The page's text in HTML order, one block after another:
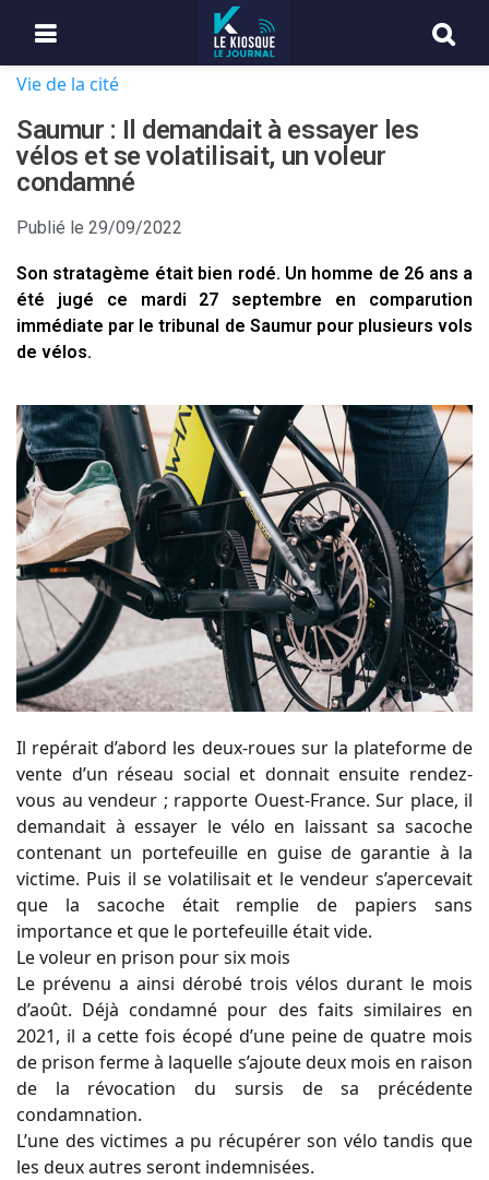
Vie de la cité
Saumur : Il demandait à essayer les
vélos et se volatilisait, un voleur
condamné
Publié le 29/09/2022
Son stratagème était bien rodé. Un homme de 26 ans a
été jugé ce mardi 27 septembre en comparution
immédiate par le tribunal de Saumur pour plusieurs vols
de vélos.
Il repérait d’abord les deux-roues sur la plateforme de
vente d’un réseau social et donnait ensuite rendez-
vous au vendeur ; rapporte Ouest-France. Sur place, il
demandait à essayer le vélo en laissant sa sacoche
contenant un portefeuille en guise de garantie à la
victime. Puis il se volatilisait et le vendeur s’apercevait
que la sacoche était remplie de papiers sans
importance et que le portefeuille était vide.
Le voleur en prison pour six mois
Le prévenu a ainsi dérobé trois vélos durant le mois
d’août. Déjà condamné pour des faits similaires en
2021, il a cette fois écopé d’une peine de quatre mois
de prison ferme à laquelle s’ajoute deux mois en raison
de la révocation du sursis de sa précédente
condamnation.
L’une des victimes a pu récupérer son vélo tandis que
les deux autres seront indemnisées.